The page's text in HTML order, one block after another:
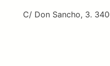
C/ Don Sancho, 3.